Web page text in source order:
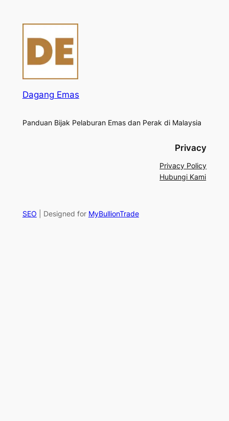
Dagang Emas
Panduan Bijak Pelaburan Emas dan Perak di Malaysia
Privacy
Privacy Policy
Hubungi Kami
SEO | Designed for MyBullionTrade